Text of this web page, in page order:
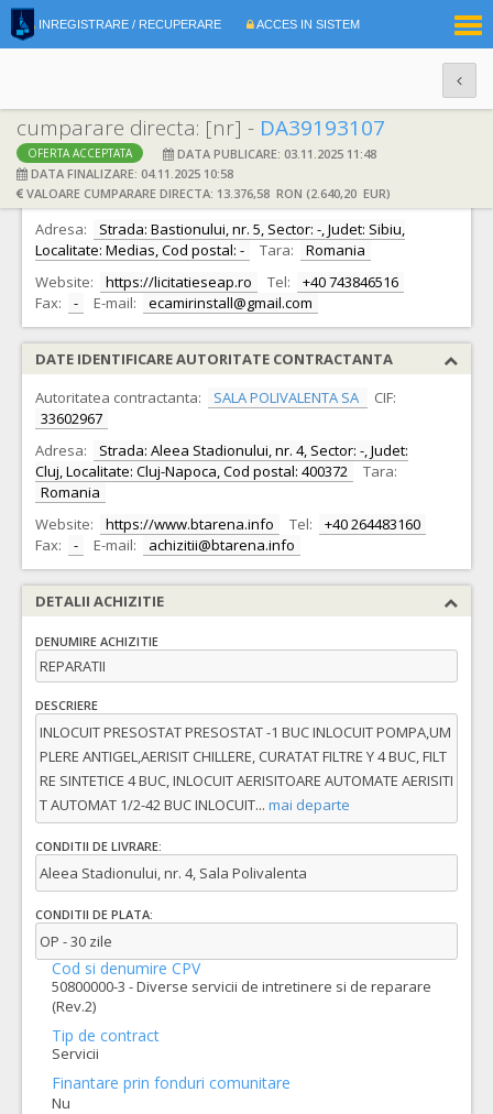
INREGISTRARE / RECUPERARE ACCES IN SISTEM
cumparare directa: [nr] - DA39193107
OFERTA ACCEPTATA
DATA PUBLICARE: 03.11.2025 11:48
DATA FINALIZARE: 04.11.2025 10:58
VALOARE CUMPARARE DIRECTA: 13.376,58 RON (2.640,20 EUR)
DATE IDENTIFICARE OFERTANT
Ofertant: S.C. ECAMIR ENERGY S.R.L. CIF: 51948471
Adresa:
Strada: Bastionului, nr. 5, Sector: -, Judet: Sibiu,
Localitate: Medias, Cod postal: -
Tara:
Romania
Website:
https://licitatieseap.ro Tel:
+40 743846516
Fax:
- E-mail: ecamirinstall@gmail.com
DATE IDENTIFICARE AUTORITATE CONTRACTANTA
Autoritatea contractanta:
SALA POLIVALENTA SA
CIF:
33602967
Adresa:
Strada: Aleea Stadionului, nr. 4, Sector: -, Judet:
Cluj, Localitate: Cluj-Napoca, Cod postal: 400372
Tara:
Romania
Website:
https://www.btarena.info Tel:
+40 264483160
Fax:
- E-mail: achizitii@btarena.info
DETALII ACHIZITIE
DENUMIRE ACHIZITIE
REPARATII
DESCRIERE
INLOCUIT PRESOSTAT PRESOSTAT -1 BUC INLOCUIT POMPA,UM
PLERE ANTIGEL,AERISIT CHILLERE, CURATAT FILTRE Y 4 BUC, FILT
RE SINTETICE 4 BUC, INLOCUIT AERISITOARE AUTOMATE AERISITI
T AUTOMAT 1/2-42 BUC INLOCUIT... mai departe
CONDITII DE LIVRARE:
Aleea Stadionului, nr. 4, Sala Polivalenta
CONDITII DE PLATA:
OP - 30 zile
Cod si denumire CPV
50800000-3 - Diverse servicii de intretinere si de reparare
(Rev.2)
Tip de contract
Servicii
Finantare prin fonduri comunitare
Nu